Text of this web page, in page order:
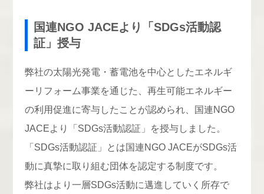
国連NGO JACEより「SDGs活動認
証」授与
弊社の太陽光発電・蓄電池を中心としたエネルギ
ーリフォーム事業を通じた、再生可能エネルギー
の利用促進に寄与したことが認められ、国連NGO
JACEより「SDGs活動認証」を授与しました。
「SDGs活動認証」とは国連NGO JACEがSDGs活
動に真摯に取り組む団体を認定する制度です。
弊社はより一層SDGs活動に邁進していく所存で